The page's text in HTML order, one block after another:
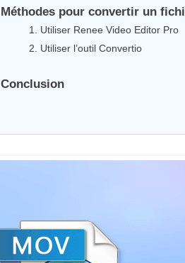
Méthodes pour convertir un
1. Utiliser Renee Video Editor Pro
2. Utiliser l’outil Convertio
Conclusion